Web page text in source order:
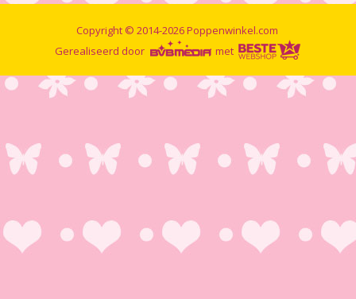
Copyright © 2014-2026 Poppenwinkel.com
Gerealiseerd door
met